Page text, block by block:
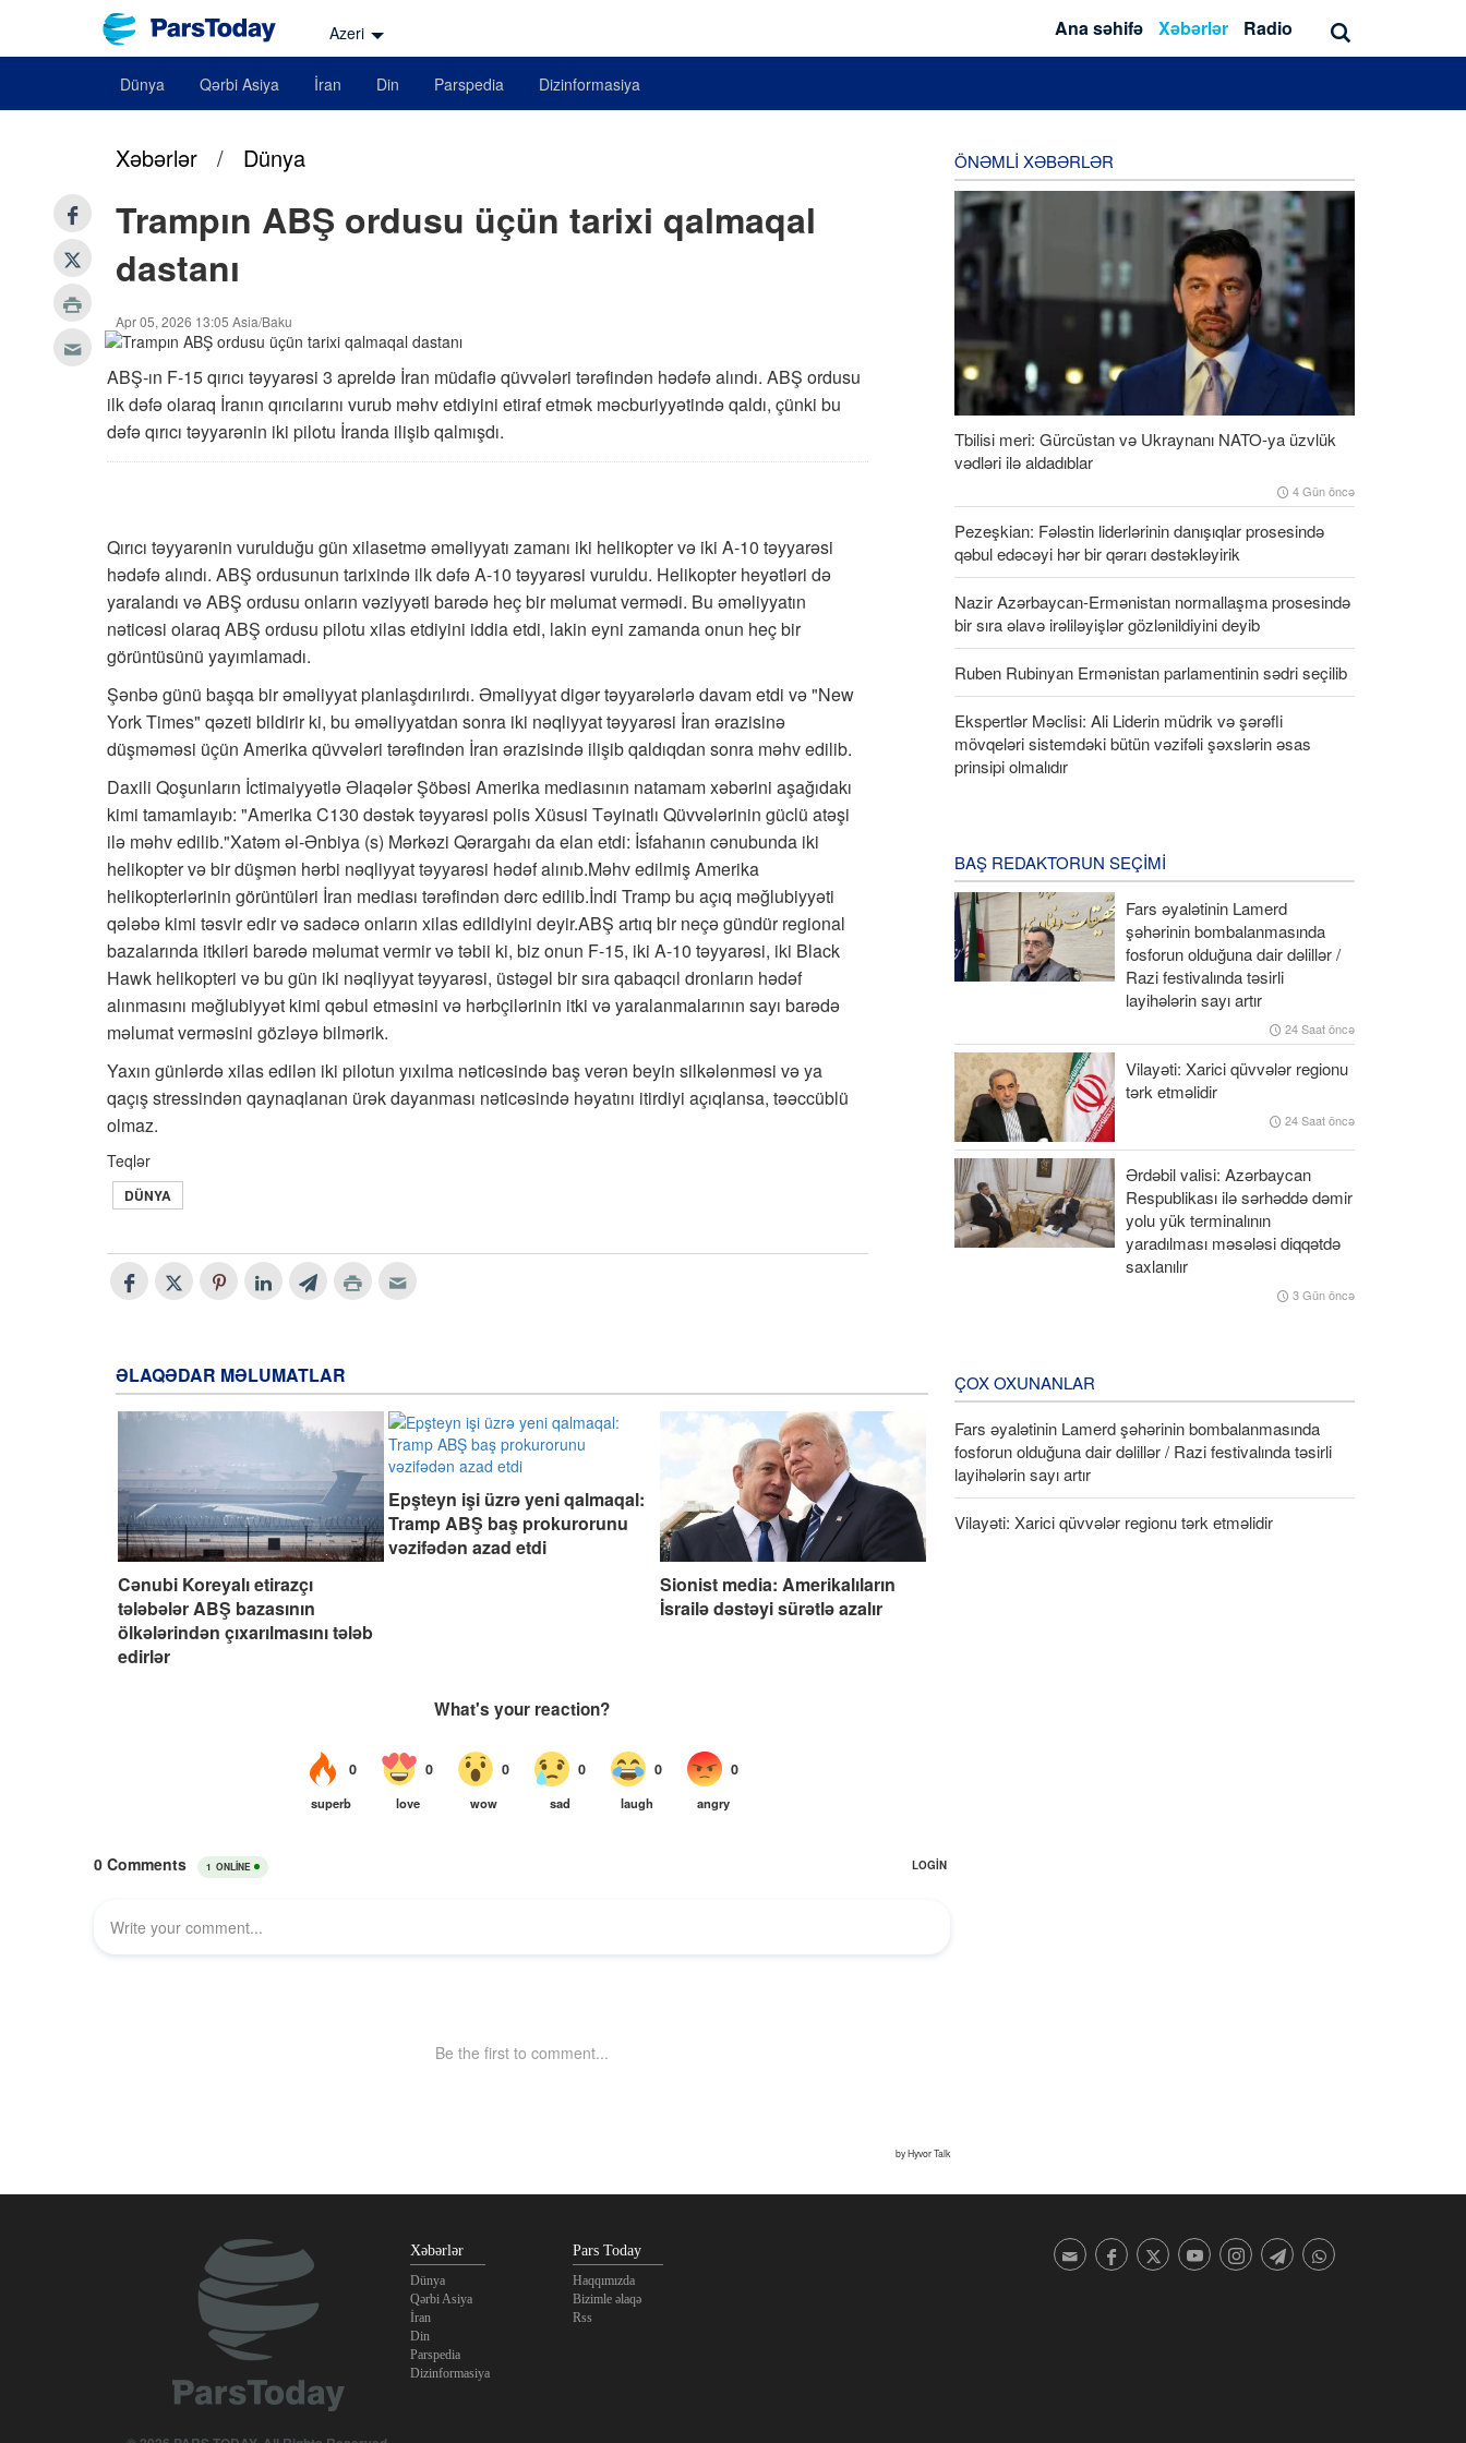
Azeri Ana səhifə Xəbərlər Radio
Dünya Qərbi Asiya İran Din Parspedia Dizinformasiya
Xəbərlər / Dünya
Trampın ABŞ ordusu üçün tarixi qalmaqal
dastanı
Apr 05, 2026 13:05 Asia/Baku
ABŞ-ın F-15 qırıcı təyyarəsi 3 apreldə İran müdafiə qüvvələri tərəfindən hədəfə alındı. ABŞ ordusu
ilk dəfə olaraq İranın qırıcılarını vurub məhv etdiyini etiraf etmək məcburiyyətində qaldı, çünki bu
dəfə qırıcı təyyarənin iki pilotu İranda ilişib qalmışdı.
Qırıcı təyyarənin vurulduğu gün xilasetmə əməliyyatı zamanı iki helikopter və iki A-10 təyyarəsi
hədəfə alındı. ABŞ ordusunun tarixində ilk dəfə A-10 təyyarəsi vuruldu. Helikopter heyətləri də
yaralandı və ABŞ ordusu onların vəziyyəti barədə heç bir məlumat vermədi. Bu əməliyyatın
nəticəsi olaraq ABŞ ordusu pilotu xilas etdiyini iddia etdi, lakin eyni zamanda onun heç bir
görüntüsünü yayımlamadı.
Şənbə günü başqa bir əməliyyat planlaşdırılırdı. Əməliyyat digər təyyarələrlə davam etdi və "New
York Times" qəzeti bildirir ki, bu əməliyyatdan sonra iki nəqliyyat təyyarəsi İran ərazisinə
düşməməsi üçün Amerika qüvvələri tərəfindən İran ərazisində ilişib qaldıqdan sonra məhv edilib.
Daxili Qoşunların İctimaiyyətlə Əlaqələr Şöbəsi Amerika mediasının natamam xəbərini aşağıdakı
kimi tamamlayıb: "Amerika C130 dəstək təyyarəsi polis Xüsusi Təyinatlı Qüvvələrinin güclü atəşi
ilə məhv edilib."Xatəm əl-Ənbiya (s) Mərkəzi Qərargahı da elan etdi: İsfahanın cənubunda iki
helikopter və bir düşmən hərbi nəqliyyat təyyarəsi hədəf alınıb.Məhv edilmiş Amerika
helikopterlərinin görüntüləri İran mediası tərəfindən dərc edilib.İndi Tramp bu açıq məğlubiyyəti
qələbə kimi təsvir edir və sadəcə onların xilas edildiyini deyir.ABŞ artıq bir neçə gündür regional
bazalarında itkiləri barədə məlumat vermir və təbii ki, biz onun F-15, iki A-10 təyyarəsi, iki Black
Hawk helikopteri və bu gün iki nəqliyyat təyyarəsi, üstəgəl bir sıra qabaqcıl dronların hədəf
alınmasını məğlubiyyət kimi qəbul etməsini və hərbçilərinin itki və yaralanmalarının sayı barədə
məlumat verməsini gözləyə bilmərik.
Yaxın günlərdə xilas edilən iki pilotun yıxılma nəticəsində baş verən beyin silkələnməsi və ya
qaçış stressindən qaynaqlanan ürək dayanması nəticəsində həyatını itirdiyi açıqlansa, təəccüblü
olmaz.
Teqlər
DÜNYA
ƏLAQƏDAR MƏLUMATLAR
Cənubi Koreyalı etirazçı
tələbələr ABŞ bazasının
ölkələrindən çıxarılmasını tələb
edirlər
Epşteyn işi üzrə yeni qalmaqal:
Tramp ABŞ baş prokurorunu
vəzifədən azad etdi
Sionist media: Amerikalıların
İsrailə dəstəyi sürətlə azalır
ÖNƏMLI XƏBƏRLƏR
Tbilisi meri: Gürcüstan və Ukraynanı NATO-ya üzvlük
vədləri ilə aldadıblar
4 Gün öncə
Pezeşkian: Fələstin liderlərinin danışıqlar prosesində
qəbul edəcəyi hər bir qərarı dəstəkləyirik
Nazir Azərbaycan-Ermənistan normallaşma prosesində
bir sıra əlavə irəliləyişlər gözlənildiyini deyib
Ruben Rubinyan Ermənistan parlamentinin sədri seçilib
Ekspertlər Məclisi: Ali Liderin müdrik və şərəfli
mövqeləri sistemdəki bütün vəzifəli şəxslərin əsas
prinsipi olmalıdır
BAŞ REDAKTORUN SEÇIMI
Fars əyalətinin Lamerd
şəhərinin bombalanmasında
fosforun olduğuna dair dəlillər /
Razi festivalında təsirli
layihələrin sayı artır
24 Saat öncə
Vilayəti: Xarici qüvvələr regionu
tərk etməlidir
24 Saat öncə
Ərdəbil valisi: Azərbaycan
Respublikası ilə sərhəddə dəmir
yolu yük terminalının
yaradılması məsələsi diqqətdə
saxlanılır
3 Gün öncə
ÇOX OXUNANLAR
Fars əyalətinin Lamerd şəhərinin bombalanmasında
fosforun olduğuna dair dəlillər / Razi festivalında təsirli
layihələrin sayı artır
Vilayəti: Xarici qüvvələr regionu tərk etməlidir
Xəbərlər
Dünya
Qərbi Asiya
İran
Din
Parspedia
Dizinformasiya
Pars Today
Haqqımızda
Bizimle əlaqə
Rss